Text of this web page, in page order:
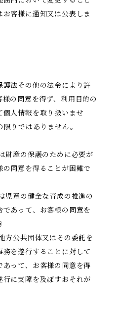
客様に通知又は公表しま
法その他の法令により許
の同意を得ず、利用目的の
人情報を取り扱いませ
りではありません。
財産の保護のために必要が
同意を得ることが困難で
児童の健全な育成の推進の
あって、お客様の同意を
方公共団体又はその委託を
を遂行することに対して
って、お客様の同意を得
行に支障を及ぼすおそれが